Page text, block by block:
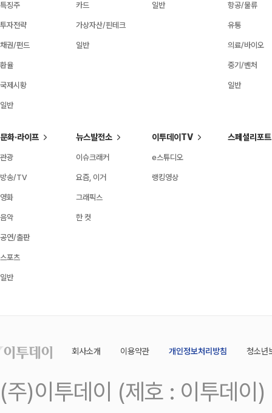
특징주
투자전략
채권/펀드
환율
국제시황
일반
카드
가상자산/핀테크
일반
일반 항공/물류
유통
의료/바이오
중기/벤처
일반
문화·라이프
관광
방송/TV
영화
음악
공연/출판
스포츠
일반
뉴스발전소
이슈크래커
요즘, 이거
그래픽스
한 컷
이투데이TV
e스튜디오
랭킹영상
스페셜리포트
회사소개 이용약관 개인정보처리방침 청소년
(주)이투데이 (제호 : 이투데